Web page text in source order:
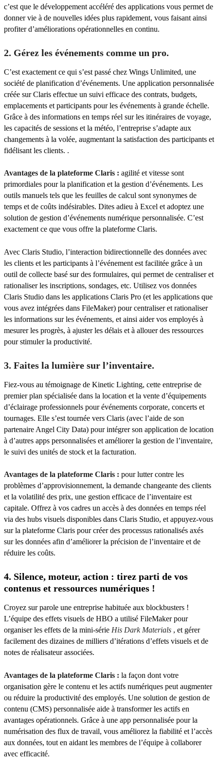
c’est que le développement accéléré des applications vous permet de
donner vie à de nouvelles idées plus rapidement, vous faisant ainsi
profiter d’améliorations opérationnelles en continu.
2. Gérez les événements comme un pro.
C’est exactement ce qui s’est passé chez Wings Unlimited, une
société de planification d’événements. Une application personnalisée
créée sur Claris effectue un suivi efficace des contrats, budgets,
emplacements et participants pour les événements à grande échelle.
Grâce à des informations en temps réel sur les itinéraires de voyage,
les capacités de sessions et la météo, l’entreprise s’adapte aux
changements à la volée, augmentant la satisfaction des participants et
fidélisant les clients. .
Avantages de la plateforme Claris : agilité et vitesse sont
primordiales pour la planification et la gestion d’événements. Les
outils manuels tels que les feuilles de calcul sont synonymes de
temps et de coûts indésirables. Dites adieu à Excel et adoptez une
solution de gestion d’événements numérique personnalisée. C’est
exactement ce que vous offre la plateforme Claris.
Avec Claris Studio, l’interaction bidirectionnelle des données avec
les clients et les participants à l’événement est facilitée grâce à un
outil de collecte basé sur des formulaires, qui permet de centraliser et
rationaliser les inscriptions, sondages, etc. Utilisez vos données
Claris Studio dans les applications Claris Pro (et les applications que
vous avez intégrées dans FileMaker) pour centraliser et rationaliser
les informations sur les événements, et ainsi aider vos employés à
mesurer les progrès, à ajuster les délais et à allouer des ressources
pour stimuler la productivité.
3. Faites la lumière sur l’inventaire.
Fiez-vous au témoignage de Kinetic Lighting, cette entreprise de
premier plan spécialisée dans la location et la vente d’équipements
d’éclairage professionnels pour événements corporate, concerts et
tournages. Elle s’est tournée vers Claris (avec l’aide de son
partenaire Angel City Data) pour intégrer son application de location
à d’autres apps personnalisées et améliorer la gestion de l’inventaire,
le suivi des unités de stock et la facturation.
Avantages de la plateforme Claris : pour lutter contre les
problèmes d’approvisionnement, la demande changeante des clients
et la volatilité des prix, une gestion efficace de l’inventaire est
capitale. Offrez à vos cadres un accès à des données en temps réel
via des hubs visuels disponibles dans Claris Studio, et appuyez-vous
sur la plateforme Claris pour créer des processus rationalisés axés
sur les données afin d’améliorer la précision de l’inventaire et de
réduire les coûts.
4. Silence, moteur, action : tirez parti de vos
contenus et ressources numériques !
Croyez sur parole une entreprise habituée aux blockbusters !
L’équipe des effets visuels de HBO a utilisé FileMaker pour
organiser les effets de la mini-série His Dark Materials , et gérer
facilement des dizaines de milliers d’itérations d’effets visuels et de
notes de réalisateur associées.
Avantages de la plateforme Claris : la façon dont votre
organisation gère le contenu et les actifs numériques peut augmenter
ou réduire la productivité des employés. Une solution de gestion de
contenu (CMS) personnalisée aide à transformer les actifs en
avantages opérationnels. Grâce à une app personnalisée pour la
numérisation des flux de travail, vous améliorez la fiabilité et l’accès
aux données, tout en aidant les membres de l’équipe à collaborer
avec efficacité.